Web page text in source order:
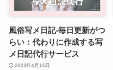
風俗写メ日記-毎日更新がつ
らい：代わりに作成する写
メ日記代行サービス
2023年4月15日